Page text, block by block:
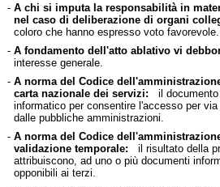
- A chi si imputa la responsabilità in
nel caso di deliberazione di organi
coloro che hanno espresso voto favorevole.
- A fondamento dell'atto ablativo vi
interesse generale.
- A norma del Codice
carta nazionale dei servizi: il documento
informatico per consentire l'accesso per
dalle pubbliche amministrazioni.
- A norma del Codice
validazione temporale: il risultato della
attribuiscono, ad uno o più documenti
opponibili ai terzi.